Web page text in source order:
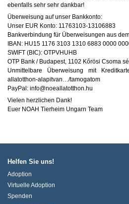
ebenfalls sehr sehr dankbar!
Überweisung auf unser Bankkonto:
Unser EUR Konto: 11763103-13106883
Bankverbindung für Überweisungen aus
IBAN: HU15 1176 3103 1310 6883 0000
SWIFT (BIC): OTPVHUHB
OTP Bank / Budapest, 1102 Kőrösi Csoma
Unmittelbare Überweisung mit
allatotthon-alapitvan…/tamogatom
PayPal: info@noeallatotthon.hu
Vielen herzlichen Dank!
Euer NOAH Tierheim Ungarn Team
Helfen Sie uns!
Adoption
Virtuelle Adoption
Spenden